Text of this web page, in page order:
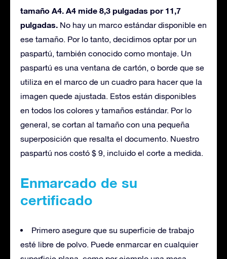
tamaño A4. A4 mide 8,3 pulgadas por 11,7
pulgadas. No hay un marco estándar disponible en
ese tamaño. Por lo tanto, decidimos optar por un
paspartú, también conocido como montaje. Un
paspartú es una ventana de cartón, o borde que se
utiliza en el marco de un cuadro para hacer que la
imagen quede ajustada. Estos están disponibles
en todos los colores y tamaños estándar. Por lo
general, se cortan al tamaño con una pequeña
superposición que resalta el documento. Nuestro
paspartú nos costó $ 9, incluido el corte a medida.
Enmarcado de su
certificado
Primero asegure que su superficie de trabajo
esté libre de polvo. Puede enmarcar en cualquier